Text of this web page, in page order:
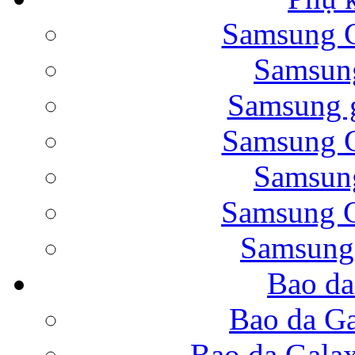
Bao da Samsung
Bao da Galaxy
Nắp lưng Samsung
Samsung
Samsung
Samsung
Bao
Bao da